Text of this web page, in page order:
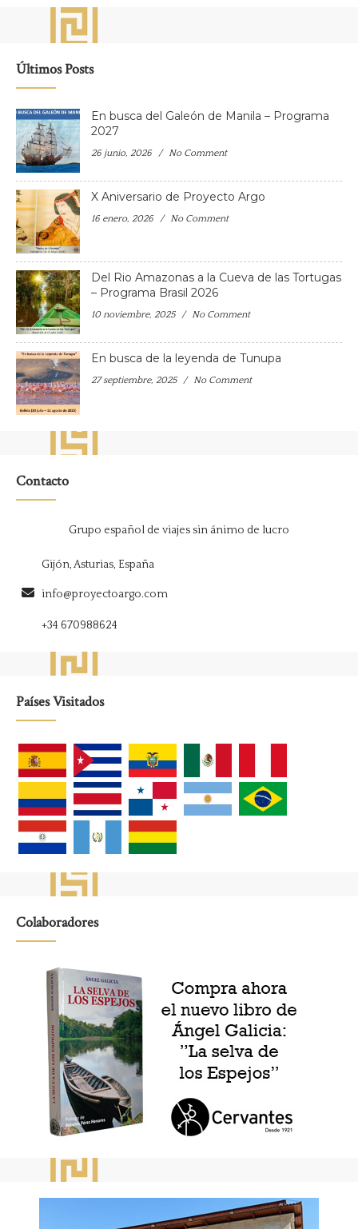
Últimos Posts
En busca del Galeón de Manila – Programa
2027
26 junio, 2026 No Comment
X Aniversario de Proyecto Argo
16 enero, 2026 No Comment
Del Rio Amazonas a la Cueva de las Tortugas
– Programa Brasil 2026
10 noviembre, 2025 No Comment
En busca de la leyenda de Tunupa
27 septiembre, 2025 No Comment
Contacto
Grupo español de viajes sin ánimo de lucro
Gijón, Asturias, España
info@proyectoargo.com
+34 670988624
Países Visitados
Colaboradores